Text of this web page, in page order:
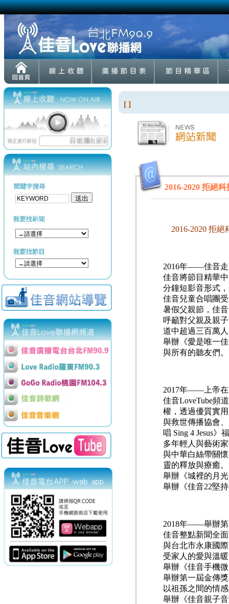
[ ]
2016-2020 拒絕
2016-2020 拒絕
2016年——佳音走
佳音將節目精華
分鐘短影音形式
佳音兒童合唱團
暑假父親節，佳
呼籲對父親及親
道中超過三百萬
舉辦《愛是唯一
與所有的聽友們。
2017年——上帝在
佳音LoveTube頻
權，透過優質實
與救世傳播協會
唱 Sing 4 Jesus
多年輕人與藝術
與中華白絲帶關
靈的釋放與療癒。
舉辦《城裡的月
舉辦《佳音22堅
2018年——舉辦第
佳音整點新聞全
與台北市永康國
受家人的愛與溫
舉辦《佳音手機
舉辦第一屆金傳
以祖孫之間的情
舉辦《佳音親子